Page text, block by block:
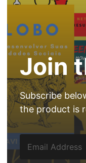
Join
Subscribe
the product is